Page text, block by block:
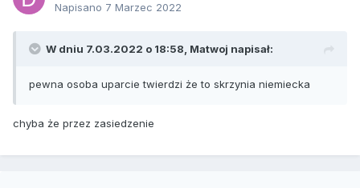
Napisano 7 Marzec 2022
W dniu 7.03.2022 o 18:58, Matwoj napisał:
pewna osoba uparcie twierdzi że to skrzynia niemiecka
chyba że przez zasiedzenie